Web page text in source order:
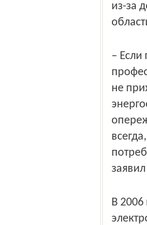
из-за
– Если
не
В 2006